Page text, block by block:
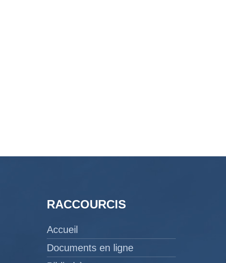
RACCOURCIS
Accueil
Documents en ligne